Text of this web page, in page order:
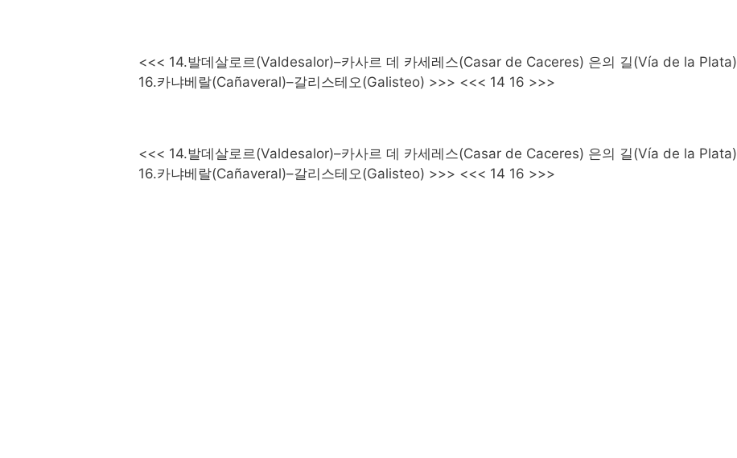
<<< 14.발데살로르(Valdesalor)–카사르 데 카세레스(Casar de Caceres) 은의 길(Vía de la Plata)
16.카냐베랄(Cañaveral)–갈리스테오(Galisteo) >>> <<< 14 16 >>>
<<< 14.발데살로르(Valdesalor)–카사르 데 카세레스(Casar de Caceres) 은의 길(Vía de la Plata)
16.카냐베랄(Cañaveral)–갈리스테오(Galisteo) >>> <<< 14 16 >>>